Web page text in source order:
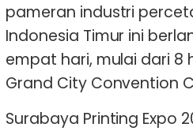
pameran industri
Indonesia Timur ini
empat hari, mulai dari 8
Grand City Convention
Surabaya Printing Expo